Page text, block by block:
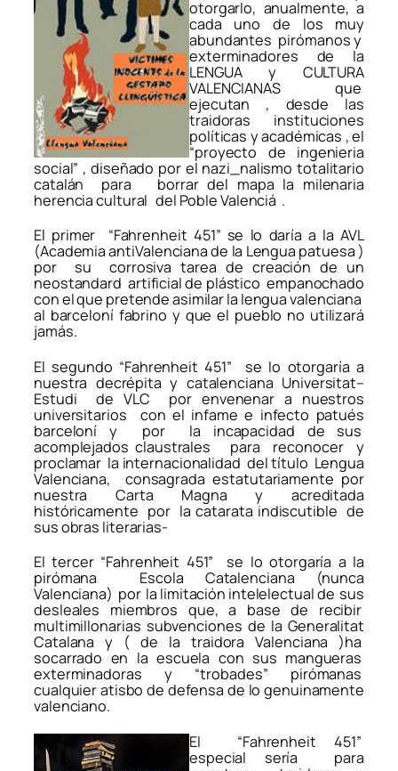
otorgarlo, anualmente, a
cada uno de los muy
abundantes pirómanos y
exterminadores de la
LENGUA y CULTURA
VALENCIANAS que
ejecutan , desde las
traidoras instituciones
políticas y académicas , el
“proyecto de ingenieria
social” , diseñado por el nazi_nalismo totalitario
catalán para borrar del mapa la milenaria
herencia cultural del Poble Valenciá .
El primer “Fahrenheit 451” se lo daría a la AVL
(Academia antiValenciana de la Lengua patuesa )
por su corrosiva tarea de creación de un
neostandard artificial de plástico empanochado
con el que pretende asimilar la lengua valenciana
al barceloní fabrino y que el pueblo no utilizará
jamás.
El segundo “Fahrenheit 451” se lo otorgaría a
nuestra decrépita y catalenciana Universitat–
Estudi de VLC por envenenar a nuestros
universitarios con el infame e infecto patués
barceloní y por la incapacidad de sus
acomplejados claustrales para reconocer y
proclamar la internacionalidad del título Lengua
Valenciana, consagrada estatutariamente por
nuestra Carta Magna y acreditada
históricamente por la catarata indiscutible de
sus obras literarias-
El tercer “Fahrenheit 451” se lo otorgaría a la
pirómana Escola Catalenciana (nunca
Valenciana) por la limitación intelelectual de sus
desleales miembros que, a base de recibir
multimillonarias subvenciones de la Generalitat
Catalana y ( de la traidora Valenciana )ha
socarrado en la escuela con sus mangueras
exterminadoras y “trobades” pirómanas
cualquier atisbo de defensa de lo genuinamente
valenciano.
El “Fahrenheit 451”
especial sería para